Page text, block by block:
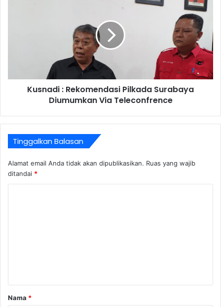
Kusnadi : Rekomendasi Pilkada Surabaya
Diumumkan Via Teleconfrence
Tinggalkan Balasan
Alamat email Anda tidak akan dipublikasikan. Ruas yang wajib
ditandai *
r
Nama *